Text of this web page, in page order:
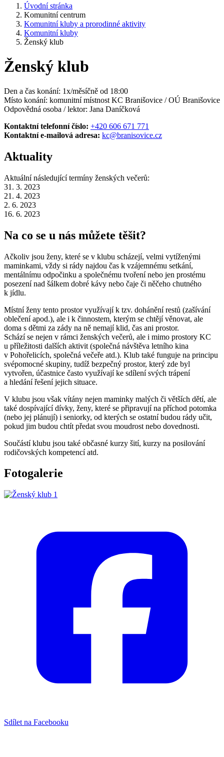
Úvodní stránka
Komunitní centrum
Komunitní kluby a prorodinné aktivity
Komunitní kluby
Ženský klub
Ženský klub
Den a čas konání: 1x/měsíčně od 18:00
Místo konání: komunitní místnost KC Branišovice / OÚ Branišovice
Odpovědná osoba / lektor: Jana Daníčková
Kontaktní telefonní číslo: +420 606 671 771
Kontaktní e-mailová adresa: kc@branisovice.cz
Aktuality
Aktuální následující termíny ženských večerů:
31. 3. 2023
21. 4. 2023
2. 6. 2023
16. 6. 2023
Na co se u nás můžete těšit?
Ačkoliv jsou ženy, které se v klubu scházejí, velmi vytíženými
maminkami, vždy si rády najdou čas k vzájemnému setkání,
mentálnímu odpočinku a společnému tvoření nebo jen prostému
posezení nad šálkem dobré kávy nebo čaje či něčeho chutného
k jídlu.
Místní ženy tento prostor využívají k tzv. dohánění restů (zašívání
oblečení apod.), ale i k činnostem, kterým se chtějí věnovat, ale
doma s dětmi za zády na ně nemají klid, čas ani prostor.
Schází se nejen v rámci ženských večerů, ale i mimo prostory KC
u příležitosti dalších aktivit (společná návštěva letního kina
v Pohořelicích, společná večeře atd.). Klub také funguje na principu
svépomocné skupiny, tudíž bezpečný prostor, který zde byl
vytvořen, účastnice často využívají ke sdílení svých trápení
a hledání řešení jejich situace.
V klubu jsou však vítány nejen maminky malých či větších dětí, ale
také dospívající dívky, ženy, které se připravují na příchod potomka
(nebo jej plánují) i seniorky, od kterých se ostatní budou rády učit,
pokud jim budou chtít předat svou moudrost nebo dovednosti.
Součástí klubu jsou také občasné kurzy šití, kurzy na posilování
rodičovských kompetencí atd.
Fotogalerie
Sdílet na Facebooku